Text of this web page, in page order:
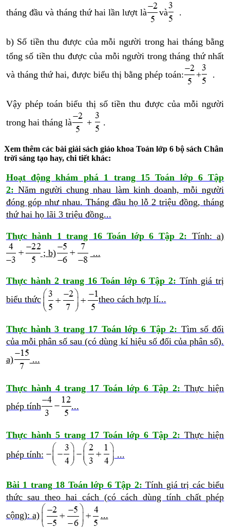
tháng đầu và tháng thứ hai lần lượt là
và .
b) Số tiền thu được của mỗi người trong hai tháng bằng
tổng số tiền thu được của mỗi người trong tháng thứ nhất
và tháng thứ hai, được biểu thị bằng phép toán:
+ .
Vậy phép toán biểu thị số tiền thu được của mỗi người
trong hai tháng là
+ .
Xem thêm các bài giải sách giáo khoa Toán lớp 6 bộ sách Chân
trời sáng tạo hay, chi tiết khác:
Hoạt động khám phá 1 trang 15 Toán lớp 6 Tập
2: Năm người chung nhau làm kinh doanh, mỗi người
đóng góp như nhau. Tháng đầu họ lỗ 2 triệu đồng, tháng
thứ hai họ lãi 3 triệu đồng...
Thực hành 1 trang 16 Toán lớp 6 Tập 2: Tính:a)
; b) ...
Thực hành 2 trang 16 Toán lớp 6 Tập 2: Tính giá trị
biểu thức
theo cách hợp lí...
Thực hành 3 trang 17 Toán lớp 6 Tập 2: Tìm số đối
của mỗi phân số sau (có dùng kí hiệu số đối của phân số).
a)
...
Thực hành 4 trang 17 Toán lớp 6 Tập 2: Thực hiện
phép tính
...
Thực hành 5 trang 17 Toán lớp 6 Tập 2:Thực hiện
phép tính:
...
Bài 1 trang 18 Toán lớp 6 Tập 2: Tính giá trị các biểu
thức sau theo hai cách (có cách dùng tính chất phép
cộng): a) ...